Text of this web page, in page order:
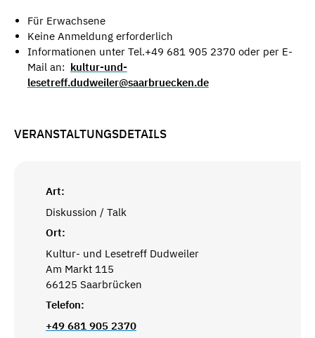
Für Erwachsene
Keine Anmeldung erforderlich
Informationen unter Tel.+49 681 905 2370 oder per E-
Mail an: kultur-und-
lesetreff.dudweiler@saarbruecken.de
VERANSTALTUNGSDETAILS
Art:
Diskussion / Talk
Ort:
Kultur- und Lesetreff Dudweiler
Am Markt 115
66125 Saarbrücken
Telefon:
+49 681 905 2370